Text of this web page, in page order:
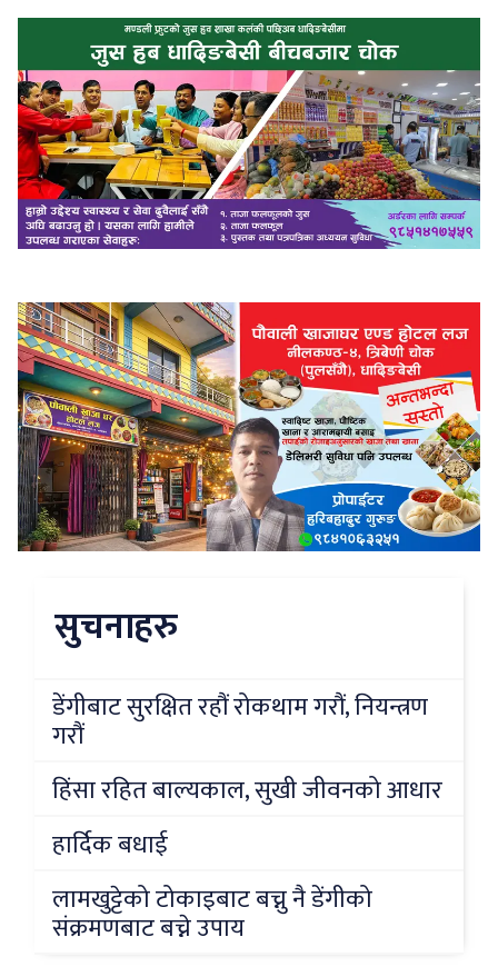
सुचनाहरु
डेंगीबाट सुरक्षित रहौं रोकथाम गरौं, नियन्त्रण
गरौं
हिंसा रहित बाल्यकाल, सुखी जीवनको आधार
हार्दिक बधाई
लामखुट्टेको टोकाइबाट बच्नु नै डेंगीको
संक्रमणबाट बच्ने उपाय